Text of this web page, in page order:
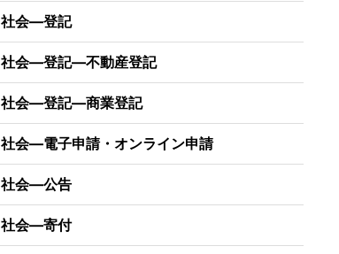
社会―登記
社会―登記―不動産登記
社会―登記―商業登記
社会―電子申請・オンライン申請
社会―公告
社会―寄付